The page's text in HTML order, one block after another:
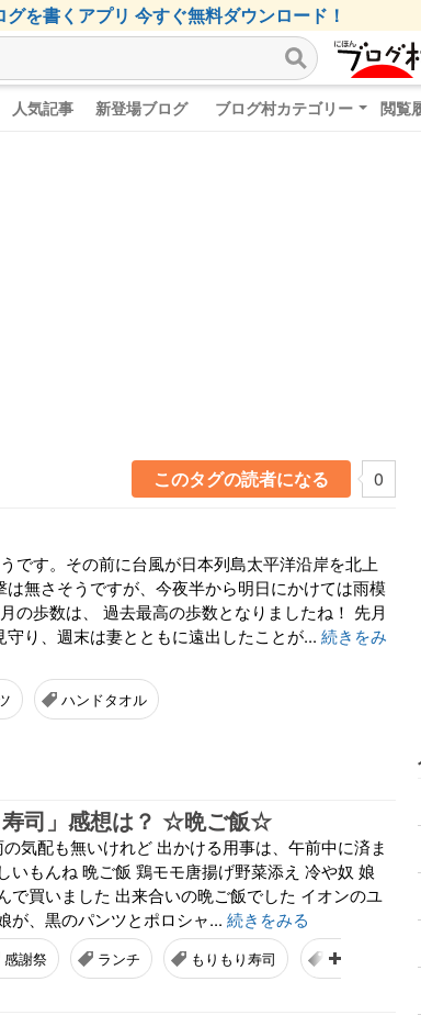
グを書くアプリ 今すぐ無料ダウンロード！
人気記事 新登場ブログ ブログ村カテゴリー 閲覧
このタグの読者になる 0
です。その前に台風が日本列島太平洋沿岸を北上
無さそうですが、今夜半から明日にかけては雨模
の歩数は、 過去最高の歩数となりましたね！ 先月
り、週末は妻とともに遠出したことが... 続きをみ
ハンドタオル
寿司」感想は？ ☆晩ご飯☆
気配も無いけれど 出かける用事は、午前中に済ま
いもんね 晩ご飯 鶏モモ唐揚げ野菜添え 冷や奴 娘
で買いました 出来合いの晩ご飯でした イオンのユ
が、黒のパンツとポロシャ... 続きをみる
感謝祭 ランチ もりもり寿司 アラ汁